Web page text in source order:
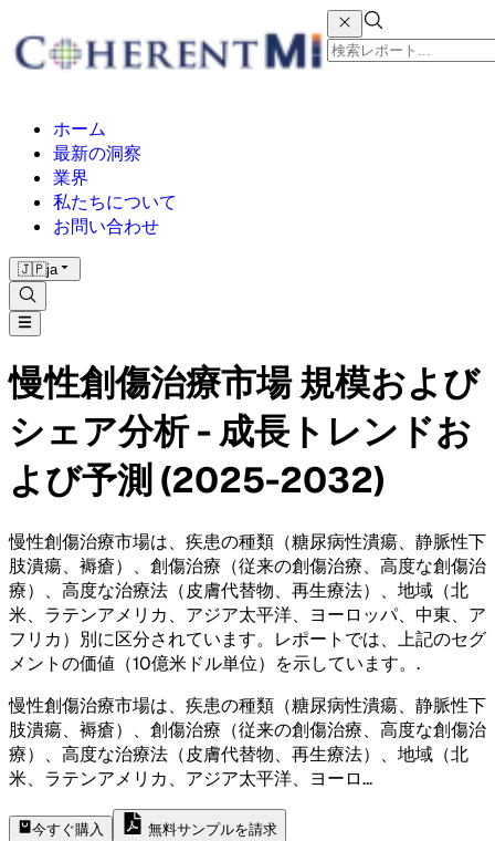
ホーム
最新の洞察
業界
私たちについて
お問い合わせ
🇯🇵ja
慢性創傷治療市場 規模および
シェア分析 - 成長トレンドお
よび予測 (2025-2032)
慢性創傷治療市場は、疾患の種類（糖尿病性潰瘍、静脈性下
肢潰瘍、褥瘡）、創傷治療（従来の創傷治療、高度な創傷治
療）、高度な治療法（皮膚代替物、再生療法）、地域（北
米、ラテンアメリカ、アジア太平洋、ヨーロッパ、中東、ア
フリカ）別に区分されています。レポートでは、上記のセグ
メントの価値（10億米ドル単位）を示しています。 .
慢性創傷治療市場は、疾患の種類（糖尿病性潰瘍、静脈性下
肢潰瘍、褥瘡）、創傷治療（従来の創傷治療、高度な創傷治
療）、高度な治療法（皮膚代替物、再生療法）、地域（北
米、ラテンアメリカ、アジア太平洋、ヨーロ...
今すぐ購入 無料サンプルを請求